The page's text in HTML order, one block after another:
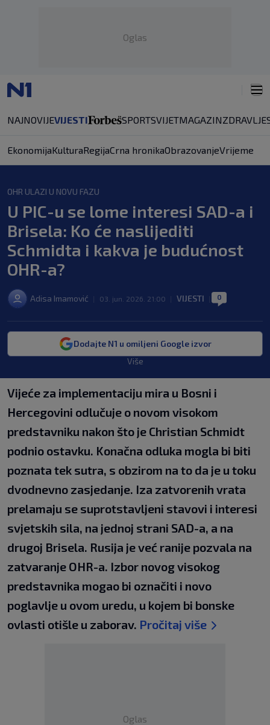
Oglas
NAJNOVIJEVIJESTI SPORTSVIJETMAGAZINZDRAVLJE
EkonomijaKulturaRegijaCrna hronikaObrazovanjeVrijeme
OHR ULAZI U NOVU FAZU
U PIC-u se lome interesi SAD-a i
Brisela: Ko će naslijediti
Schmidta i kakva je budućnost
OHR-a?
Adisa Imamović 03. jun. 2026. 21:00 VIJESTI 0
Dodajte N1 u omiljeni Google izvor
Više
Vijeće za implementaciju mira u Bosni i
Hercegovini odlučuje o novom visokom
predstavniku nakon što je Christian Schmidt
podnio ostavku. Konačna odluka mogla bi biti
poznata tek sutra, s obzirom na to da je u toku
dvodnevno zasjedanje. Iza zatvorenih vrata
prelamaju se suprotstavljeni stavovi i interesi
svjetskih sila, na jednoj strani SAD-a, a na
drugoj Brisela. Rusija je već ranije pozvala na
zatvaranje OHR-a. Izbor novog visokog
predstavnika mogao bi označiti i novo
poglavlje u ovom uredu, u kojem bi bonske
ovlasti otišle u zaborav. Pročitaj više
Oglas